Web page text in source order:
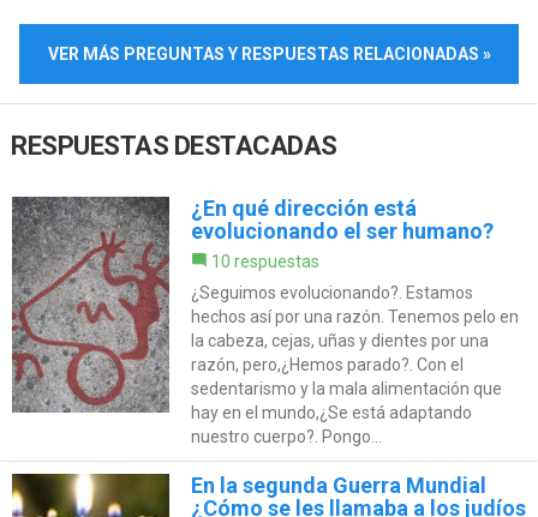
VER MÁS PREGUNTAS Y RESPUESTAS RELACIONADAS »
RESPUESTAS DESTACADAS
¿En qué dirección está
evolucionando el ser humano?
10 respuestas
¿Seguimos evolucionando?. Estamos
hechos así por una razón. Tenemos pelo en
la cabeza, cejas, uñas y dientes por una
razón, pero,¿Hemos parado?. Con el
sedentarismo y la mala alimentación que
hay en el mundo,¿Se está adaptando
nuestro cuerpo?. Pongo...
En la segunda Guerra Mundial
¿Cómo se les llamaba a los judíos